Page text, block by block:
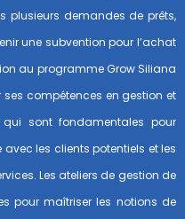
plusieurs demandes de prêts,
une subvention pour l’achat
au programme Grow Siliana
ses compétences en gestion et
sont fondamentales pour
les clients potentiels et les
Les ateliers de gestion de
pour maîtriser les notions de